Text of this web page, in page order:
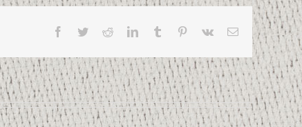
Facebook
TwitterRedditLinkedInTumblr Pinterest
Vk Email